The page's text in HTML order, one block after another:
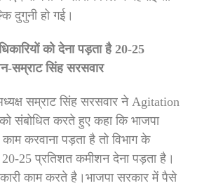
दुगुनी हो गई।
को देना पड़ता है 20-25
सम्राट सिंह सरसवार
सम्राट सिंह सरसवार ने Agitation
संबोधित करते हुए कहा कि भाजपा
करवाना पड़ता है तो विभाग के
20-25 प्रतिशत कमीशन देना पड़ता है।
काम करते है।भाजपा सरकार में पैसे